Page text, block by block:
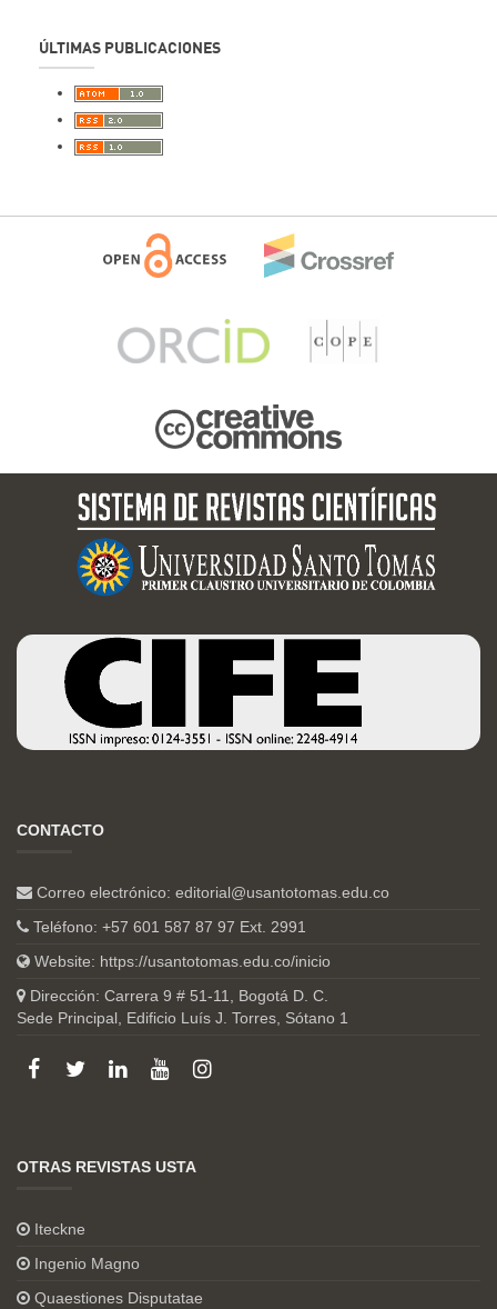
ÚLTIMAS PUBLICACIONES
CONTACTO
Correo electrónico: editorial@usantotomas.edu.co
Teléfono: +57 601 587 87 97 Ext. 2991
Website: https://usantotomas.edu.co/inicio
Dirección: Carrera 9 # 51-11, Bogotá D. C.
Sede Principal, Edificio Luís J. Torres, Sótano 1
OTRAS REVISTAS USTA
Iteckne
Ingenio Magno
Quaestiones Disputatae